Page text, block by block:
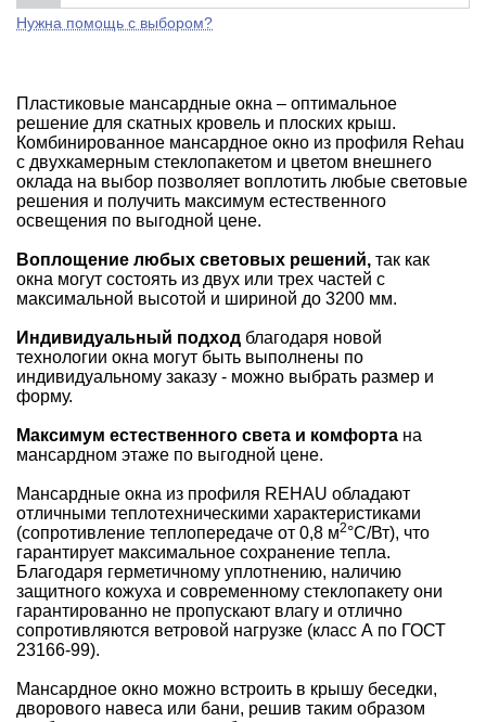
Нужна помощь с выбором?
Пластиковые мансардные окна – оптимальное
решение для скатных кровель и плоских крыш.
Комбинированное мансардное окно из профиля Rehau
с двухкамерным стеклопакетом и цветом внешнего
оклада на выбор позволяет воплотить любые световые
решения и получить максимум естественного
освещения по выгодной цене.
Воплощение любых световых решений, так как
окна могут состоять из двух или трех частей с
максимальной высотой и шириной до 3200 мм.
Индивидуальный подход благодаря новой
технологии окна могут быть выполнены по
индивидуальному заказу - можно выбрать размер и
форму.
Максимум естественного света и комфорта на
мансардном этаже по выгодной цене.
Мансардные окна из профиля REHAU обладают
отличными теплотехническими характеристиками
(сопротивление теплопередаче от 0,8 м2°С/Вт), что
гарантирует максимальное сохранение тепла.
Благодаря герметичному уплотнению, наличию
защитного кожуха и современному стеклопакету они
гарантированно не пропускают влагу и отлично
сопротивляются ветровой нагрузке (класс А по ГОСТ
23166-99).
Мансардное окно можно встроить в крышу беседки,
дворового навеса или бани, решив таким образом